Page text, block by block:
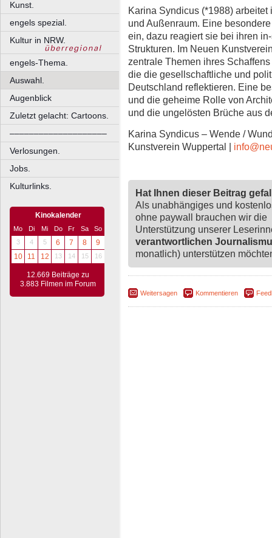
Kunst.
engels spezial.
Kultur in NRW.
engels-Thema.
Auswahl.
Augenblick
Zuletzt gelacht: Cartoons.
––––––––––––––––––––
Verlosungen.
Jobs.
Kulturlinks.
Kinokalender
Mo Di Mi Do Fr Sa
So
3
4 5 6 7 8
9
10
11 12 13 14 15 16
12.669 Beiträge zu
3.883 Filmen im Forum
Karina Syndicus (*1988)
und Außenraum. Eine
ein, dazu reagiert sie bei ihren
Strukturen. Im Neuen
zentrale Themen ihres
die die gesellschaftliche und
Deutschland reflektieren. Eine
und die geheime Rolle von
und die ungelösten Brüche aus
Karina Syndicus – Wende /
Kunstverein Wuppertal |
Hat Ihnen dieser Beitrag
Als unabhängiges und
ohne paywall brauchen wir die
Unterstützung unserer
verantwortlichen
monatlich) unterstützen
Weitersagen Kommentieren